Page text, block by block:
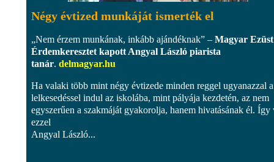
Négy évtized munkáját ismerték el
„Nem érzem munkának, inkább ajándéknak” – Magyar Ezüst
Érdemkeresztet kapott Angyal László piarista
tanár. delmagyar.hu
Ha valaki több mint négy évtizede minden reggel ugyanazzal a
lelkesedéssel indul az iskolába, mint pályája kezdetén, az nem
egyszerűen a szakmáját gyakorolja, hanem hivatásának él. Így
ezzel
Angyal László...